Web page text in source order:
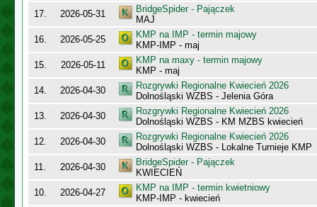
17.
2026-05-31
BridgeSpider - Pajączek
MAJ
16.
2026-05-25
KMP na IMP - termin majowy
KMP-IMP - maj
15.
2026-05-11
KMP na maxy - termin majowy
KMP - maj
14.
2026-04-30
Rozgrywki Regionalne Kwiecień 2026
Dolnośląski WZBS - Jelenia Góra
13.
2026-04-30
Rozgrywki Regionalne Kwiecień 2026
Dolnośląski WZBS - KM MZBS kwiecień
12.
2026-04-30
Rozgrywki Regionalne Kwiecień 2026
Dolnośląski WZBS - Lokalne Turnieje KMP
11.
2026-04-30
BridgeSpider - Pajączek
KWIECIEŃ
10.
2026-04-27
KMP na IMP - termin kwietniowy
KMP-IMP - kwiecień